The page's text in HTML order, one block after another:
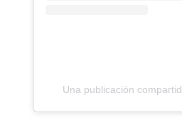
Una publicación